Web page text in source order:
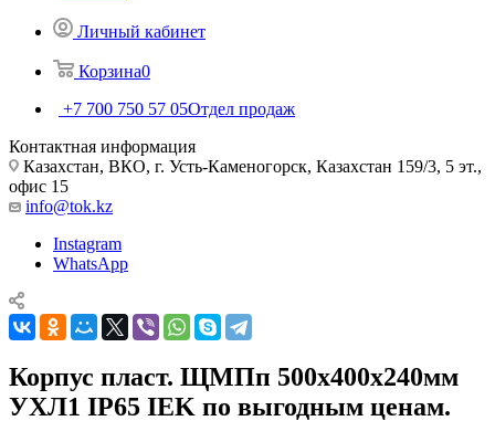
Личный кабинет
Корзина0
+7 700 750 57 05Отдел продаж
Контактная информация
Казахстан, ВКО, г. Усть-Каменогорск, Казахстан 159/3, 5 эт.,
офис 15
info@tok.kz
Instagram
WhatsApp
Корпус пласт. ЩМПп 500х400х240мм
УХЛ1 IP65 IEK по выгодным ценам.